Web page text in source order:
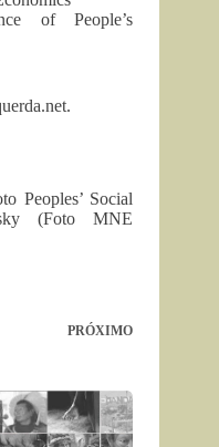
of People’s
Peoples’ Social
(Foto MNE
PRÓXIMO